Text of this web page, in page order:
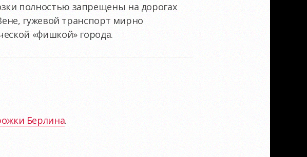
полностью запрещены на дорогах
гужевой транспорт мирно
«фишкой» города.
Берлина.